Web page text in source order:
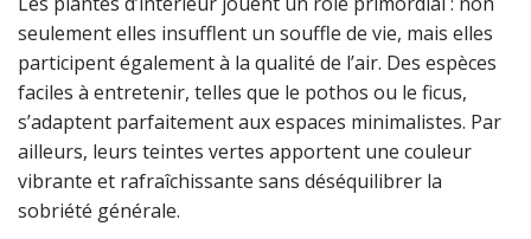
seulement elles insufflent un souffle de vie, mais elles
participent également à la qualité de l’air. Des espèces
faciles à entretenir, telles que le pothos ou le ficus,
s’adaptent parfaitement aux espaces minimalistes. Par
ailleurs, leurs teintes vertes apportent une couleur
vibrante et rafraîchissante sans déséquilibrer la
sobriété générale.